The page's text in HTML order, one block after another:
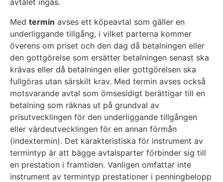
Med termin avses ett köpeavtal som gäller en
underliggande tillgång, i vilket parterna kommer
överens om priset och den dag då betalningen eller
den gottgörelse som ersätter betalningen senast ska
krävas eller då betalningen eller gottgörelsen ska
fullgöras utan särskilt krav. Med termin avses också
motsvarande avtal som ömsesidigt berättigar till en
betalning som räknas ut på grundval av
prisutvecklingen för den underliggande tillgången
eller värdeutvecklingen för en annan förmån
(indextermin). Det karakteristiska för instrument av
termintyp är att bägge avtalsparter förbinder sig till
en prestation i framtiden. Vanligen omfattar inte
instrument av termintyp prestationer i penningbelopp